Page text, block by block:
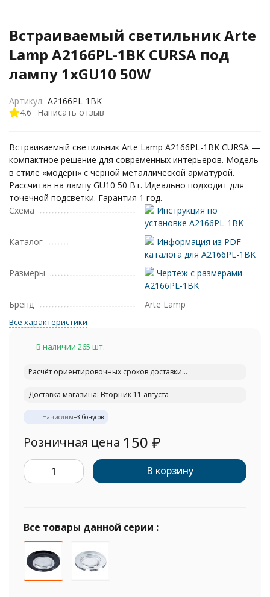
Встраиваемый светильник Arte
Lamp A2166PL-1BK CURSA под
лампу 1xGU10 50W
4.6 Написать отзыв
Артикул: A2166PL-1BK
Встраиваемый светильник Arte Lamp A2166PL-1BK CURSA —
компактное решение для современных интерьеров. Модель
в стиле «модерн» с чёрной металлической арматурой.
Рассчитан на лампу GU10 50 Вт. Идеально подходит для
точечной подсветки. Гарантия 1 год.
Схема
Инструкция по
установке A2166PL-1BK
Каталог
Информация из PDF
каталога для A2166PL-1BK
Размеры
Чертеж с размерами
A2166PL-1BK
Бренд
Arte Lamp
Все характеристики
В наличии 265 шт.
Расчёт ориентировочных сроков доставки...
Доставка магазина: Вторник 11 августа
Начислим+3 бонусов
Розничная цена 150 ₽
В корзину
Все товары данной серии :